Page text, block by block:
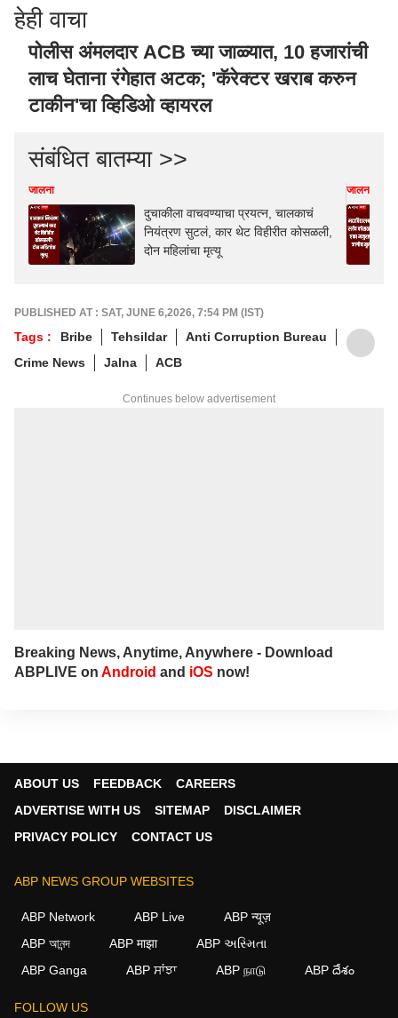
हेही वाचा
पोलीस अंमलदार ACB च्या जाळ्यात, 10 हजारांची
लाच घेताना रंगेहात अटक; 'कॅरेक्टर खराब करुन
टाकीन'चा व्हिडिओ व्हायरल
संबंधित बातम्या >>
जालना
दुचाकीला वाचवण्याचा प्रयत्न, चालकाचं
नियंत्रण सुटलं, कार थेट विहीरीत कोसळली,
दोन महिलांचा मृत्यू
जालना
PUBLISHED AT : SAT, JUNE 6,2026, 7:54 PM (IST)
Tags : Bribe Tehsildar
Anti Corruption Bureau
Crime News
Jalna ACB
Continues below advertisement
Breaking News, Anytime, Anywhere - Download
ABPLIVE on Android and iOS now!
ABOUT US FEEDBACK
CAREERS
ADVERTISE WITH US
SITEMAP
DISCLAIMER
PRIVACY POLICY
CONTACT US
ABP NEWS GROUP WEBSITES
ABP Network ABP Live
ABP न्यूज़
ABP আনন্দ
ABP माझा
ABP અસ્મિતા
ABP Ganga
ABP ਸਾਂਝਾ ABP நாடு ABP దేశం
FOLLOW US
We use cookies to improve your experience, analyze
agree to our use of cookies.